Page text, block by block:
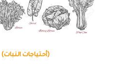
(أحتياجات النبات)